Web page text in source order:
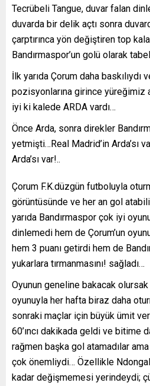
Tecrübeli Tangue, duvar falan
duvarda bir delik açtı sonra
çarptırınca yön değiştiren top
Bandırmaspor’un golü olarak
İlk yarıda Çorum daha baskılıydı
pozisyonlarına girince yüreğimiz
iyi ki kalede ARDA vardı…
Önce Arda, sonra direkler
yetmişti…Real Madrid’in Arda’sı
Arda’sı var!..
Çorum F.K.düzgün futboluyla
görüntüsünde ve her an gol
yarıda Bandırmaspor çok iyi
dinlemedi hem de Çorum’un
hem 3 puanı getirdi hem de
yukarlara tırmanmasını! sağladı…
Oyunun geneline bakacak olursak
oyunuyla her hafta biraz daha
sonraki maçlar için büyük ümit
60’ıncı dakikada geldi ve bitime
rağmen başka gol atamadılar
çok önemliydi… Özellikle
kadar değişmemesi yerindeydi;